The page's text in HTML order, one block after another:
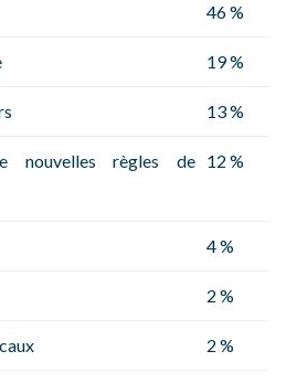
46 %
19 %
13 %
nouvelles règles de 12 %
4 %
2 %
2 %